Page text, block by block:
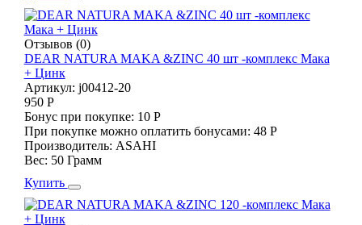
Отзывов (0)
DEAR NATURA MAKA &ZINC 40 шт -комплекс Мака
+ Цинк
Артикул: j00412-20
950 Р
Бонус при покупке: 10 Р
При покупке можно оплатить бонусами: 48 Р
Производитель: ASAHI
Вес: 50 Грамм
Купить